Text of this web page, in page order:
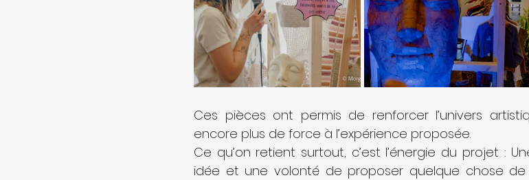
Ces pièces ont permis de renforcer l’univers
encore plus de force à l’expérience proposée.
Ce qu’on retient surtout, c’est l’énergie du projet :
idée et une volonté de proposer quelque chose de